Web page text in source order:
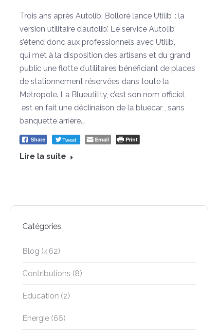
Trois ans après Autolib, Bolloré lance Utilib’ : la
version utilitaire d’autolib’. Le service Autolib’
s’étend donc aux professionnels avec Utilib’,
qui met à la disposition des artisans et du grand
public une flotte d’utilitaires bénéficiant de places
de stationnement réservées dans toute la
Métropole. La Blueutility, c’est son nom officiel,
est en fait une déclinaison de la bluecar , sans
banquette arrière.…
Share Tweet Email Print
Lire la suite
Catégories
Blog (462)
Contributions (8)
Education (2)
Energie (66)